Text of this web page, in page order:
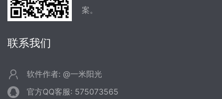
案。
联系我们
软件作者: @一米阳光
官方QQ客服: 575073565